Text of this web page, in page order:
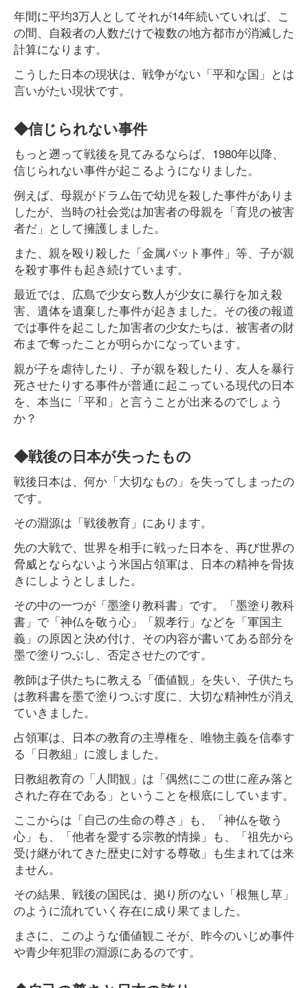
年間に平均3万人としてそれが14年続いていれば、こ
の間、自殺者の人数だけで複数の地方都市が消滅した
計算になります。
こうした日本の現状は、戦争がない「平和な国」とは
言いがたい現状です。
◆信じられない事件
もっと遡って戦後を見てみるならば、1980年以降、
信じられない事件が起こるようになりました。
例えば、母親がドラム缶で幼児を殺した事件がありま
したが、当時の社会党は加害者の母親を「育児の被害
者だ」として擁護しました。
また、親を殴り殺した「金属バット事件」等、子が親
を殺す事件も起き続けています。
最近では、広島で少女ら数人が少女に暴行を加え殺
害、遺体を遺棄した事件が起きました。その後の報道
では事件を起こした加害者の少女たちは、被害者の財
布まで奪ったことが明らかになっています。
親が子を虐待したり、子が親を殺したり、友人を暴行
死させたりする事件が普通に起こっている現代の日本
を、本当に「平和」と言うことが出来るのでしょう
か？
◆戦後の日本が失ったもの
戦後日本は、何か「大切なもの」を失ってしまったの
です。
その淵源は「戦後教育」にあります。
先の大戦で、世界を相手に戦った日本を、再び世界の
脅威とならないよう米国占領軍は、日本の精神を骨抜
きにしようとしました。
その中の一つが「墨塗り教科書」です。「墨塗り教科
書」で「神仏を敬う心」「親孝行」などを「軍国主
義」の原因と決め付け、その内容が書いてある部分を
墨で塗りつぶし、否定させたのです。
教師は子供たちに教える「価値観」を失い、子供たち
は教科書を墨で塗りつぶす度に、大切な精神性が消え
ていきました。
占領軍は、日本の教育の主導権を、唯物主義を信奉す
る「日教組」に渡しました。
日教組教育の「人間観」は「偶然にこの世に産み落と
された存在である」ということを根底にしています。
ここからは「自己の生命の尊さ」も、「神仏を敬う
心」も、「他者を愛する宗教的情操」も、「祖先から
受け継がれてきた歴史に対する尊敬」も生まれては来
ません。
その結果、戦後の国民は、拠り所のない「根無し草」
のように流れていく存在に成り果てました。
まさに、このような価値観こそが、昨今のいじめ事件
や青少年犯罪の淵源にあるのです。